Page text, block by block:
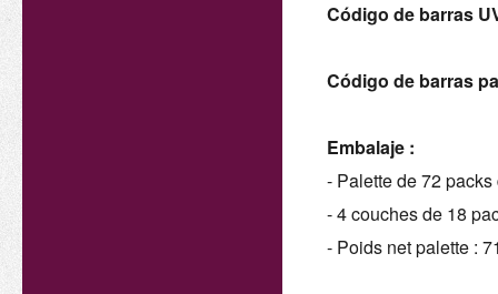
Código de barras
Código de barras
Embalaje :
- Palette de 72
- 4 couches de 18
- Poids net palette :